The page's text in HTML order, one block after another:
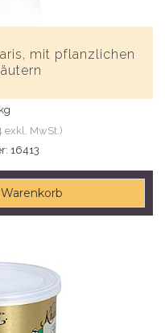
mit pflanzlichen
exkl. MwSt.)
16413